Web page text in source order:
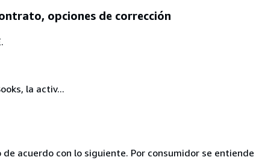
opciones de corrección
la activ...
acuerdo con lo siguiente. Por consumidor se